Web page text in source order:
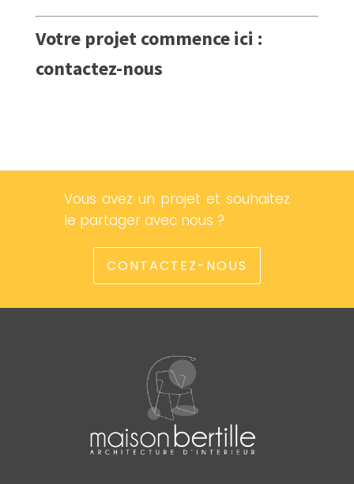
Votre projet commence ici :
contactez-nous
Vous avez un projet et souhaitez
le partager avec nous ?
CONTACTEZ-NOUS